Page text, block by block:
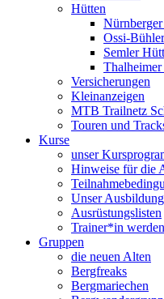
Hütten
Ossi-
Semler
Versicherungen
Kleinanzeigen
MTB Trailnetz
Touren und
Kurse
unser
Hinweise für die
Unser
Ausrüstungslisten
Trainer*in werden
Gruppen
die neuen Alten
Bergfreaks
Bergmariechen